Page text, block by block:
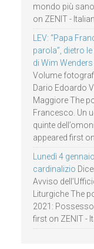
mondo più
on ZENIT -
LEV: “Papa
parola”, dietro
di Wim Wenders
Volume
Dario Edoardo
Maggiore The
Francesco. Un
quinte
appeared first
Lunedì 4
cardinalizio
Avviso
Liturgiche The
2021:
first on ZENIT -